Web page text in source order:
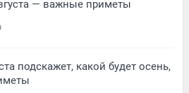
— важные приметы
подскажет, какой будет осень,